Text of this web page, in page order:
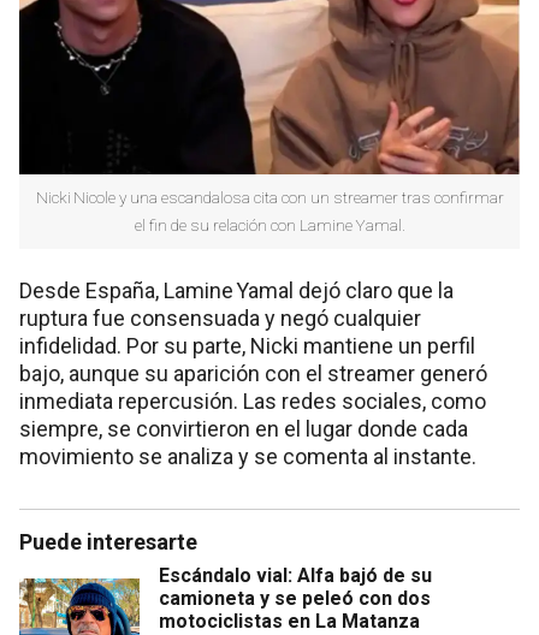
Nicki Nicole y una escandalosa cita con un streamer tras confirmar
el fin de su relación con Lamine Yamal.
Desde España, Lamine Yamal dejó claro que la
ruptura fue consensuada y negó cualquier
infidelidad. Por su parte, Nicki mantiene un perfil
bajo, aunque su aparición con el streamer generó
inmediata repercusión. Las redes sociales, como
siempre, se convirtieron en el lugar donde cada
movimiento se analiza y se comenta al instante.
Puede interesarte
Escándalo vial: Alfa bajó de su
camioneta y se peleó con dos
motociclistas en La Matanza